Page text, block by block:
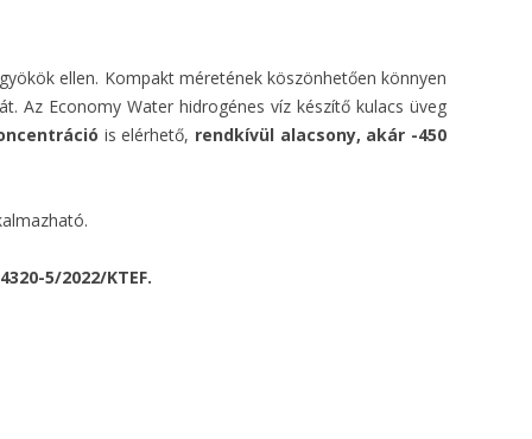
ellen. Kompakt méretének köszönhetően könnyen
Az Economy Water hidrogénes víz készítő kulacs üveg
is elérhető, rendkívül alacsony, akár -450
5/2022/KTEF.